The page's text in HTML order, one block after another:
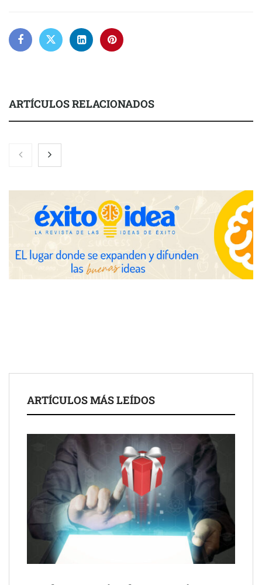
ARTÍCULOS RELACIONADOS
Gestoría Online reduce a unas horas el alta de autónomo
despacho de abogados Málaga de referencia para empresas y
Brisas del Estrecho abastece a la hostelería de Sevilla
conectando lonjas con establecimientos
ARTÍCULOS MÁS LEÍDOS